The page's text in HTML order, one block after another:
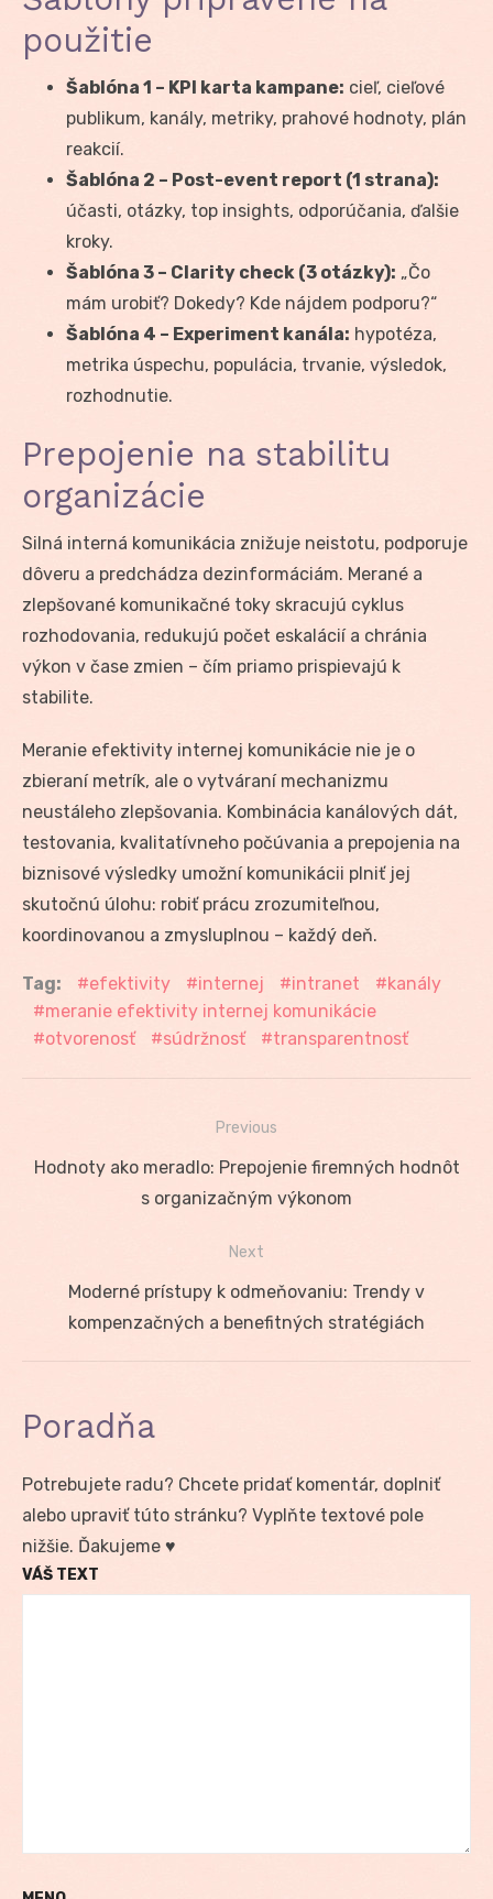
použitie
Šablóna 1 – KPI karta kampane: cieľ, cieľové
publikum, kanály, metriky, prahové hodnoty, plán
reakcií.
Šablóna 2 – Post-event report (1 strana):
účasti, otázky, top insights, odporúčania, ďalšie
kroky.
Šablóna 3 – Clarity check (3 otázky): „Čo
mám urobiť? Dokedy? Kde nájdem podporu?“
Šablóna 4 – Experiment kanála: hypotéza,
metrika úspechu, populácia, trvanie, výsledok,
rozhodnutie.
Prepojenie na stabilitu
organizácie
Silná interná komunikácia znižuje neistotu, podporuje
dôveru a predchádza dezinformáciám. Merané a
zlepšované komunikačné toky skracujú cyklus
rozhodovania, redukujú počet eskalácií a chránia
výkon v čase zmien – čím priamo prispievajú k
stabilite.
Meranie efektivity internej komunikácie nie je o
zbieraní metrík, ale o vytváraní mechanizmu
neustáleho zlepšovania. Kombinácia kanálových dát,
testovania, kvalitatívneho počúvania a prepojenia na
biznisové výsledky umožní komunikácii plniť jej
skutočnú úlohu: robiť prácu zrozumiteľnou,
koordinovanou a zmysluplnou – každý deň.
Tag: efektivity internej intranet
kanály
meranie efektivity internej komunikácie
otvorenosť
súdržnosť transparentnosť
Navigácia
Previous
Previous
Hodnoty ako meradlo: Prepojenie firemných hodnôt
s organizačným výkonom
Next
Next
post:
Moderné prístupy k odmeňovaniu: Trendy v
kompenzačných a benefitných stratégiách
Poradňa
Potrebujete radu? Chcete pridať komentár, doplniť
alebo upraviť túto stránku? Vyplňte textové pole
nižšie. Ďakujeme ♥
VÁŠ TEXT